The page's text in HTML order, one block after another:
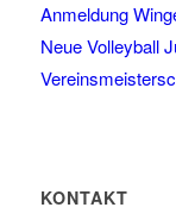
Anmeldung
Neue Volleyball
KONTAKT